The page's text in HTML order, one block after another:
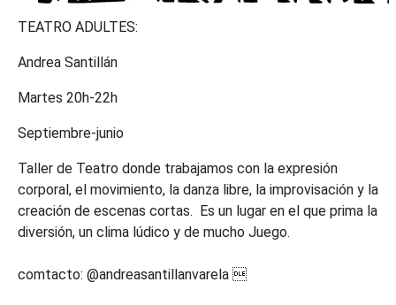
TEATRO ADULTES:
Andrea Santillán
Martes 20h-22h
Septiembre-junio
Taller de Teatro donde trabajamos con la expresión
corporal, el movimiento, la danza libre, la improvisación y la
creación de escenas cortas. Es un lugar en el que prima la
diversión, un clima lúdico y de mucho Juego.
comtacto: @andreasantillanvarela 